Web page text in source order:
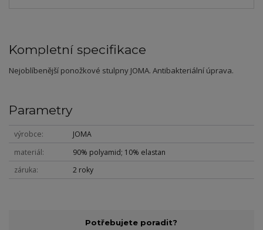
Kompletní specifikace
Nejoblíbenější ponožkové stulpny JOMA. Antibakteriální úprava.
Parametry
výrobce
JOMA
materiál
90% polyamid; 10% elastan
záruka
2 roky
Potřebujete poradit?